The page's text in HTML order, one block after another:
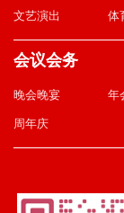
文艺演出 体
会议会务
晚会晚宴 年
周年庆